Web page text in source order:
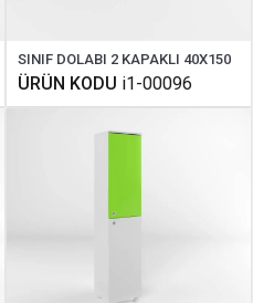
SINIF DOLABI 2 KAPAKLI 40X150
ÜRÜN KODU i1-00096